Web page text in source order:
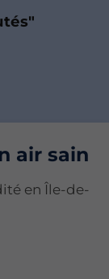
air sain
en Île-de-